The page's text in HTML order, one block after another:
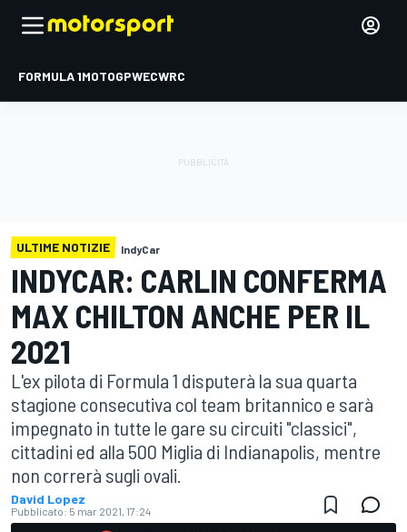
FORMULA 1MOTOGPWECWRC
ULTIME NOTIZIE IndyCar
INDYCAR: CARLIN CONFERMA
MAX CHILTON ANCHE PER IL
2021
L'ex pilota di Formula 1 disputerà la sua quarta
stagione consecutiva col team britannico e sarà
impegnato in tutte le gare su circuiti "classici",
cittadini ed alla 500 Miglia di Indianapolis, mentre
non correrà sugli ovali.
David Lopez
Pubblicato: 5 mar 2021, 17:24